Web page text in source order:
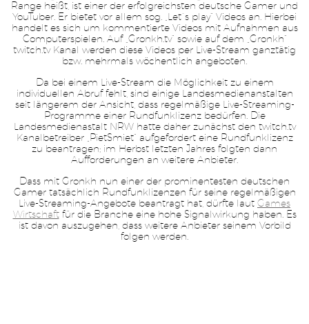
Range heißt, ist einer der erfolgreichsten deutsche Gamer und
YouTuber. Er bietet vor allem sog. „Let´s play“ Videos an. Hierbei
handelt es sich um kommentierte Videos mit Aufnahmen aus
Computerspielen. Auf „Gronkh.tv“ sowie auf dem „Gronkh“
twitch.tv Kanal werden diese Videos per Live-Stream ganztätig
bzw. mehrmals wöchentlich angeboten.
Da bei einem Live-Stream die Möglichkeit zu einem
individuellen Abruf fehlt, sind einige Landesmedienanstalten
seit längerem der Ansicht, dass regelmäßige Live-Streaming-
Programme einer Rundfunklizenz bedürfen. Die
Landesmedienastalt NRW hatte daher zunächst den twitch.tv
Kanalbetreiber „PietSmiet“ aufgefordert eine Rundfunklizenz
zu beantragen; im Herbst letzten Jahres folgten dann
Aufforderungen an weitere Anbieter.
Dass mit Gronkh nun einer der prominentesten deutschen
Gamer tatsächlich Rundfunklizenzen für seine regelmäßigen
Live-Streaming-Angebote beantragt hat, dürfte laut Games
Wirtschaftfür die Branche eine hohe Signalwirkung haben. Es
ist davon auszugehen, dass weitere Anbieter seinem Vorbild
folgen werden.